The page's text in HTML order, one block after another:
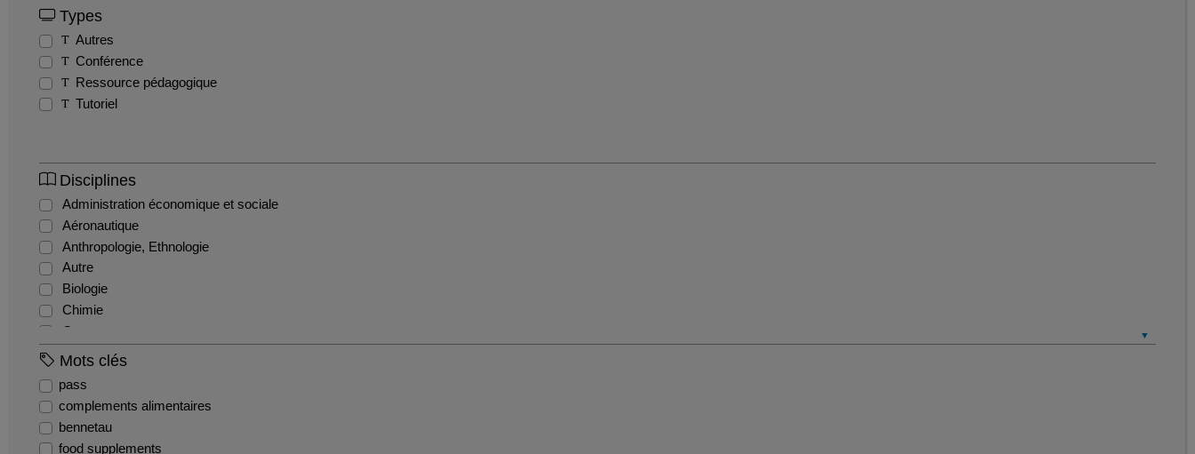
Types
Autres
Conférence
Ressource pédagogique
Tutoriel
Disciplines
Administration économique et sociale
Aéronautique
Anthropologie, Ethnologie
Autre
Biologie
Chimie
Commerce
Comptabilité et gestion financière
Droit civil
Droit constitutionnel
Mots clés
pass
complements alimentaires
bennetau
food supplements